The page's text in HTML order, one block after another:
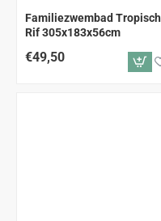
Familiezwembad Tropisch
Rif 305x183x56cm
€49,50